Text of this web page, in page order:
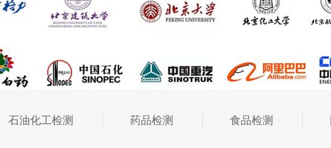
石油化工检测 药品检测 食品检测